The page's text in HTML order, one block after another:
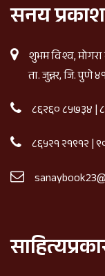
सनय
शुभम विश्व,
ता. जुन्नर, जि. पुणे
८६२६० ८५७३४|
८६५२१ २१९१२|